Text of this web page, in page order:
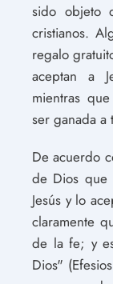
sido objeto
cristianos.
regalo
aceptan a
mientras
ser ganada a
De acuerdo
de Dios que
Jesús y lo
claramente
de la fe; y
Dios"